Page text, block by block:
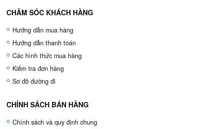
CHĂM SÓC KHÁCH HÀNG
Hướng dẫn mua hàng
Hướng dẫn thanh toán
Các hình thức mua hàng
Kiểm tra đơn hàng
Sơ đồ đường đi
CHÍNH SÁCH BÁN HÀNG
Chính sách và quy định chung